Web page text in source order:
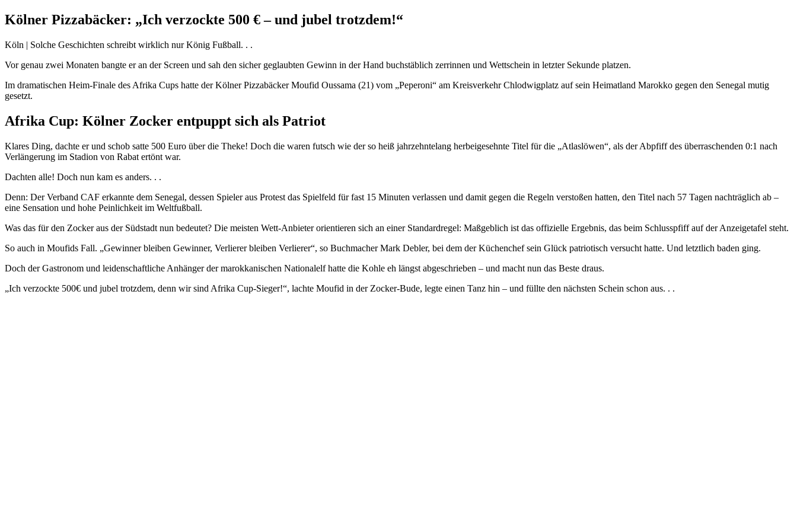
Kölner Pizzabäcker: „Ich verzockte 500 € – und jubel trotzdem!“
Köln | Solche Geschichten schreibt wirklich nur König Fußball. . .
Vor genau zwei Monaten bangte er an der Screen und sah den sicher geglaubten Gewinn in der Hand buchstäblich zerrinnen und Wettschein in letzter Sekunde platzen.
Im dramatischen Heim-Finale des Afrika Cups hatte der Kölner Pizzabäcker Moufid Oussama (21) vom „Peperoni“ am Kreisverkehr Chlodwigplatz auf sein Heimatland Marokko gegen den Senegal mutig
gesetzt.
Afrika Cup: Kölner Zocker entpuppt sich als Patriot
Klares Ding, dachte er und schob satte 500 Euro über die Theke! Doch die waren futsch wie der so heiß jahrzehntelang herbeigesehnte Titel für die „Atlaslöwen“, als der Abpfiff des überraschenden 0:1 nach
Verlängerung im Stadion von Rabat ertönt war.
Dachten alle! Doch nun kam es anders. . .
Denn: Der Verband CAF erkannte dem Senegal, dessen Spieler aus Protest das Spielfeld für fast 15 Minuten verlassen und damit gegen die Regeln verstoßen hatten, den Titel nach 57 Tagen nachträglich ab –
eine Sensation und hohe Peinlichkeit im Weltfußball.
Was das für den Zocker aus der Südstadt nun bedeutet? Die meisten Wett-Anbieter orientieren sich an einer Standardregel: Maßgeblich ist das offizielle Ergebnis, das beim Schlusspfiff auf der Anzeigetafel steht.
So auch in Moufids Fall. „Gewinner bleiben Gewinner, Verlierer bleiben Verlierer“, so Buchmacher Mark Debler, bei dem der Küchenchef sein Glück patriotisch versucht hatte. Und letztlich baden ging.
Doch der Gastronom und leidenschaftliche Anhänger der marokkanischen Nationalelf hatte die Kohle eh längst abgeschrieben – und macht nun das Beste draus.
„Ich verzockte 500€ und jubel trotzdem, denn wir sind Afrika Cup-Sieger!“, lachte Moufid in der Zocker-Bude, legte einen Tanz hin – und füllte den nächsten Schein schon aus. . .